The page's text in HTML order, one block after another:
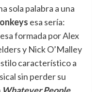
sola palabra a una
esa sería:
formada por Alex
y Nick O’Malley
característico a
sin perder su